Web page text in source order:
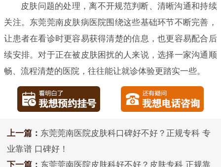
皮肤问题的处理，离不开规范判断、清晰沟通和持续
关注。东莞莞南皮肤病医院围绕这些基础环节不断完善，
让患者在看诊时更容易获得清楚的信息，也更容易配合后
续安排。对于正在被皮肤困扰的人来说，选择一家沟通顺
畅、流程清楚的医院，往往能让就诊体验更踏实一些。
上一篇： 东莞莞南医院皮肤科口碑好不好？正规专科 专
业靠谱 口碑好！
下一篇： 东莞莞南医院皮肤科好不好？皮肤专科 正规靠